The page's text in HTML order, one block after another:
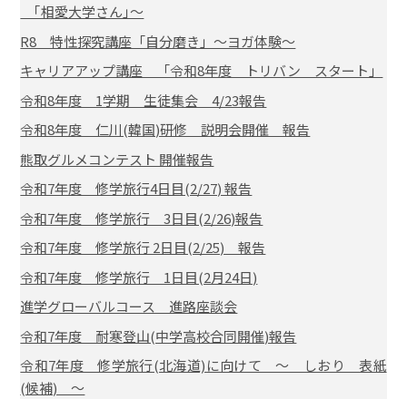
｢相愛大学さん｣～
R8 特性探究講座「自分磨き」～ヨガ体験～
キャリアアップ講座 「令和8年度 トリバン スタート」
令和8年度 1学期 生徒集会 4/23報告
令和8年度 仁川(韓国)研修 説明会開催 報告
熊取グルメコンテスト 開催報告
令和7年度 修学旅行4日目(2/27) 報告
令和7年度 修学旅行 3日目(2/26)報告
令和7年度 修学旅行 2日目(2/25) 報告
令和7年度 修学旅行 1日目(2月24日)
進学グローバルコース 進路座談会
令和7年度 耐寒登山(中学高校合同開催)報告
令和7年度 修学旅行(北海道)に向けて ～ しおり 表紙
(候補) ～